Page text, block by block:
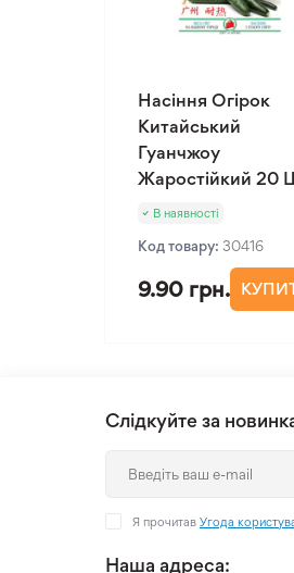
Насіння Огірок
Китайський
Гуанчжоу
Жаростійкий 20
В наявності
Код товару: 30416
9.90 грн.
Слідкуйте за
Я прочитав Угода
Наша адреса: